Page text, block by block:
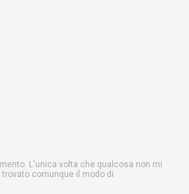
L'unica volta che qualcosa non mi
comunque il modo di